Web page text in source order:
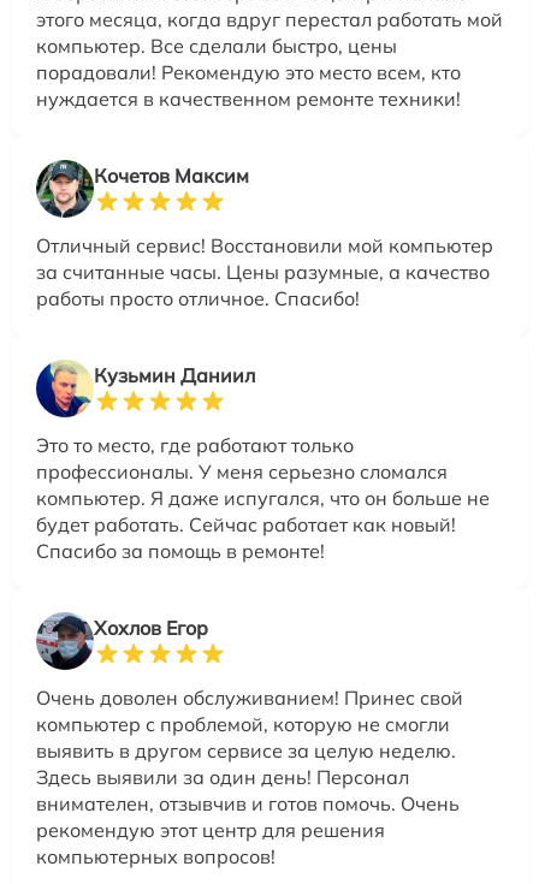
этого месяца, когда вдруг перестал работать мой
компьютер. Все сделали быстро, цены
порадовали! Рекомендую это место всем, кто
нуждается в качественном ремонте техники!
Кочетов Максим
Отличный сервис! Восстановили мой компьютер
за считанные часы. Цены разумные, а качество
работы просто отличное. Спасибо!
Кузьмин Даниил
Это то место, где работают только
профессионалы. У меня серьезно сломался
компьютер. Я даже испугался, что он больше не
будет работать. Сейчас работает как новый!
Спасибо за помощь в ремонте!
Хохлов Егор
Очень доволен обслуживанием! Принес свой
компьютер с проблемой, которую не смогли
выявить в другом сервисе за целую неделю.
Здесь выявили за один день! Персонал
внимателен, отзывчив и готов помочь. Очень
рекомендую этот центр для решения
компьютерных вопросов!